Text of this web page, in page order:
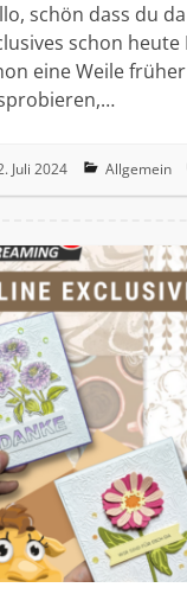
schön dass du
schon
eine Weile
Juli 2024 Allgemein